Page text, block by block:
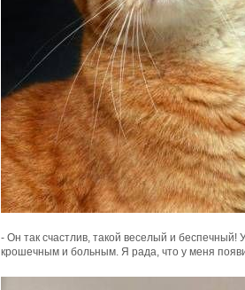
- Он так счастлив, такой веселый и
крошечным и больным. Я рада, что у меня